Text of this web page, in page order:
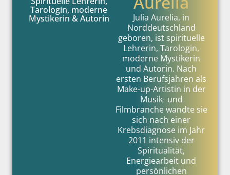
Tarologin, moderne
Mystikerin & Autorin
Julia Aurelia, in
Norddeutschland
geboren, ist spirituelle
Lehrerin, Tarologin,
moderne Mystikerin
und Autorin. Nach
ersten Berufsjahren als
Make-up-Artistin in der
Musik- und
Filmbranche wandte sie
sich nach einer
Krebsdiagnose im Jahr
2011 intensiv der
Spiritualität,
Energiearbeit und
persönlichen